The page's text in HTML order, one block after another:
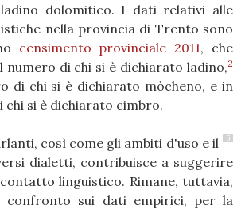
dolomitico. I dati relativi alle
nella provincia di Trento sono
censimento provinciale 2011, che
numero di chi si è dichiarato ladino,2
di chi si è dichiarato mòcheno, e in
chi si è dichiarato cimbro.
5
così come gli ambiti d'uso e il
dialetti, contribuisce a suggerire
linguistico. Rimane, tuttavia,
confronto sui dati empirici, per la